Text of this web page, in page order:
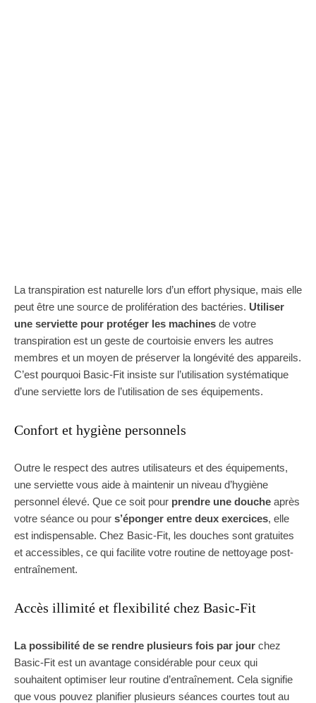
La transpiration est naturelle lors d’un effort physique, mais elle
peut être une source de prolifération des bactéries. Utiliser
une serviette pour protéger les machines de votre
transpiration est un geste de courtoisie envers les autres
membres et un moyen de préserver la longévité des appareils.
C’est pourquoi Basic-Fit insiste sur l’utilisation systématique
d’une serviette lors de l’utilisation de ses équipements.
Confort et hygiène personnels
Outre le respect des autres utilisateurs et des équipements,
une serviette vous aide à maintenir un niveau d’hygiène
personnel élevé. Que ce soit pour prendre une douche après
votre séance ou pour s’éponger entre deux exercices, elle
est indispensable. Chez Basic-Fit, les douches sont gratuites
et accessibles, ce qui facilite votre routine de nettoyage post-
entraînement.
Accès illimité et flexibilité chez Basic-Fit
La possibilité de se rendre plusieurs fois par jour chez
Basic-Fit est un avantage considérable pour ceux qui
souhaitent optimiser leur routine d’entraînement. Cela signifie
que vous pouvez planifier plusieurs séances courtes tout au